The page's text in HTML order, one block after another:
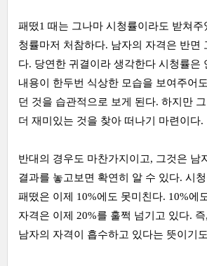
패떴1 때는 그나마 시청률이라도 받쳐주
청률마저 처참하다. 남자의 자격은 반면
다. 당연한 귀결이라 생각한다 시청률은
내용이 한두번 식상한 모습을 보여주어
던 것을 습관적으로 보게 된다. 하지만
더 재미있는 것을 찾아 떠나기 마련이다.
반대의 경우도 마찬가지이고, 그것은 남
결과를 놓고보면 확연히 알 수 있다. 시
패떴은 이제 10%에도 못미친다. 10%에
자격은 이제 20%를 훌쩍 넘기고 있다.
남자의 자격이 흡수하고 있다는 뜻이기